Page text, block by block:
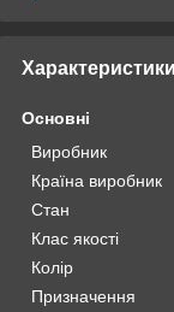
Характеристики
Основні
Виробник
Країна виробник
Стан
Клас якості
Колір
Призначення